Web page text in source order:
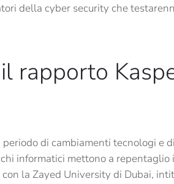
della cyber security che
rapporto
di cambiamenti tecnologi e
informatici mettono a repentaglio
la Zayed University di Dubai,